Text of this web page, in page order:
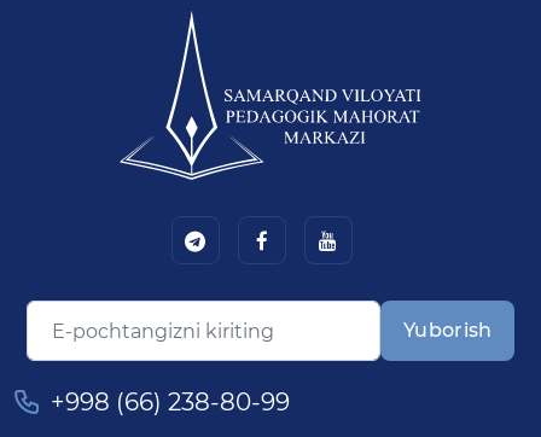
Yuborish
+998 (66) 238-80-99